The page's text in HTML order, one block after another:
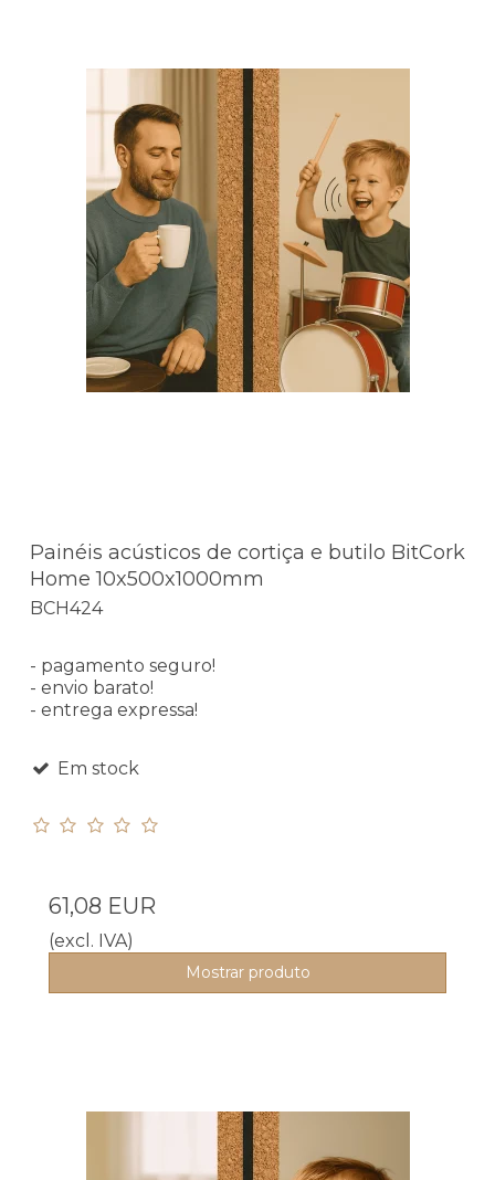
Painéis acústicos de cortiça e butilo BitCork
Home 10x500x1000mm
BCH424
- pagamento seguro!
- envio barato!
- entrega expressa!
Em stock
61,08 EUR
(excl. IVA)
Mostrar produto